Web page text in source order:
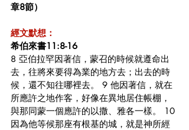
章8節）
經文默想：
希伯來書11:8-16
8 亞伯拉罕因著信，蒙召的時候就遵命出
去，往將來要得為業的地方去；出去的時
候，還不知往哪裡去。 9 他因著信，就在
所應許之地作客，好像在異地居住帳棚，
與那同蒙一個應許的以撒、雅各一樣。 10
因為他等候那座有根基的城，就是神所經